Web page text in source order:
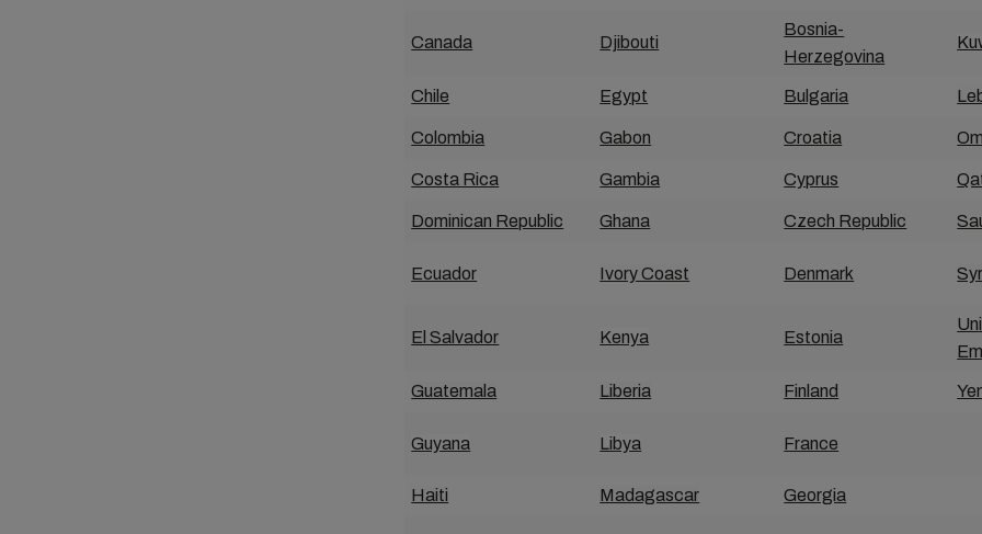
Canada Djibouti
Bosnia-
Herzegovina
Chile Egypt Bulgaria
Colombia Gabon Croatia
Costa Rica Gambia Cyprus
Dominican Republic Ghana Czech Republic
Ecuador Ivory Coast Denmark
El Salvador Kenya Estonia
Guatemala Liberia Finland
Guyana Libya France
Haiti Madagascar Georgia